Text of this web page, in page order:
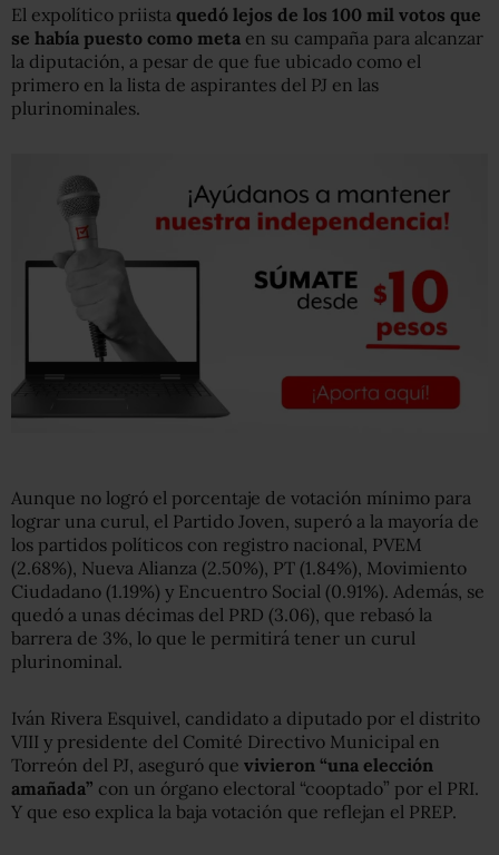
El expolítico priista quedó lejos de los 100 mil votos que
se había puesto como meta en su campaña para alcanzar
la diputación, a pesar de que fue ubicado como el
primero en la lista de aspirantes del PJ en las
plurinominales.
Aunque no logró el porcentaje de votación mínimo para
lograr una curul, el Partido Joven, superó a la mayoría de
los partidos políticos con registro nacional, PVEM
(2.68%), Nueva Alianza (2.50%), PT (1.84%), Movimiento
Ciudadano (1.19%) y Encuentro Social (0.91%). Además, se
quedó a unas décimas del PRD (3.06), que rebasó la
barrera de 3%, lo que le permitirá tener un curul
plurinominal.
Iván Rivera Esquivel, candidato a diputado por el distrito
VIII y presidente del Comité Directivo Municipal en
Torreón del PJ, aseguró que vivieron “una elección
amañada” con un órgano electoral “cooptado” por el PRI.
Y que eso explica la baja votación que reflejan el PREP.